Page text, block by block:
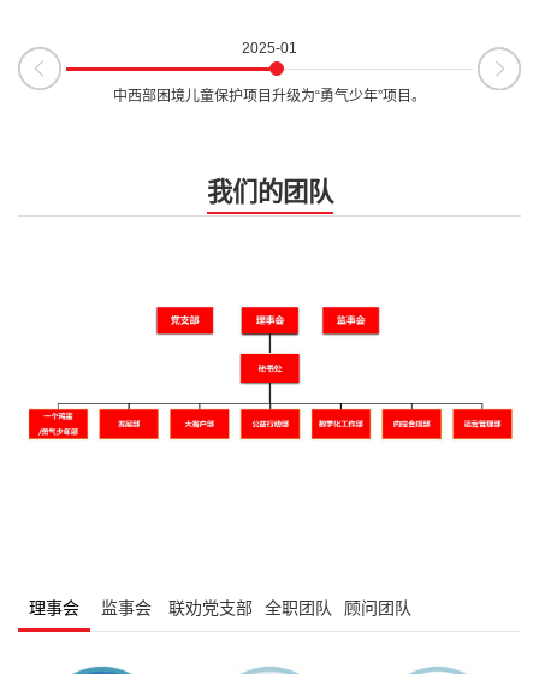
2025-01
中西部困境儿童保护项目升级为“勇气少年”项目。
我们的团队
理事会 监事会 联劝党支部 全职团队 顾问团队